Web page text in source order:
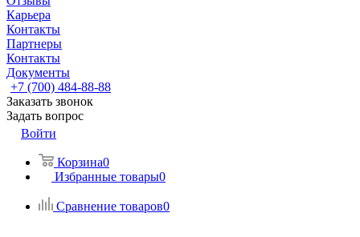
Карьера
Контакты
Партнеры
Контакты
Документы
+7 (700) 484-88-88
Заказать звонок
Задать вопрос
Войти
Корзина0
Избранные товары0
Сравнение товаров0